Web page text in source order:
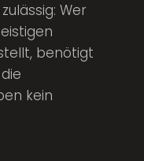
Wer
benötigt
kein